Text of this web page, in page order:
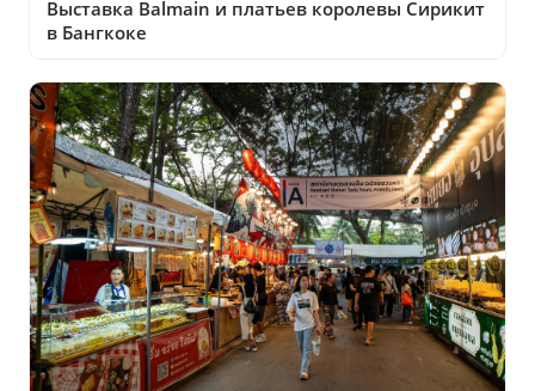
Выставка Balmain и платьев королевы Сирикит
в Бангкоке